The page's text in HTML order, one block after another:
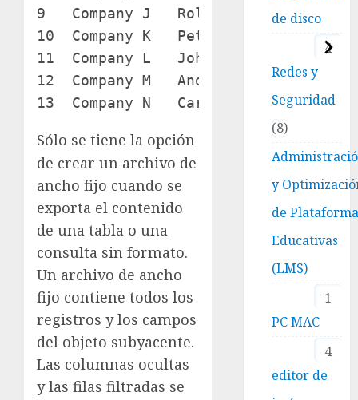
9   Company J   Roland
10  Company K   Peter
11  Company L   John
12  Company M   Andre      Ludo
13  Company N   Carlos     Grilo
Sólo se tiene la opción
de crear un archivo de
ancho fijo cuando se
exporta el contenido
de una tabla o una
consulta sin formato.
Un archivo de ancho
fijo contiene todos los
registros y los campos
del objeto subyacente.
Las columnas ocultas
y las filas filtradas se
de disco
4
Redes y
Seguridad
8
y
de
Educativas
(LMS)
1
PC MAC
4
editor de